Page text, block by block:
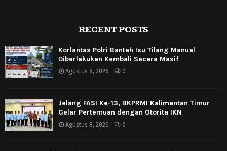
RECENT POSTS
Korlantas Polri Bantah Isu Tilang Manual
Diberlakukan Kembali Secara Masif
Agustus 8, 2026 0
Jelang FASI Ke-13, BKPRMI Kalimantan Timur
Gelar Pertemuan dengan Otorita IKN
Agustus 8, 2026 0